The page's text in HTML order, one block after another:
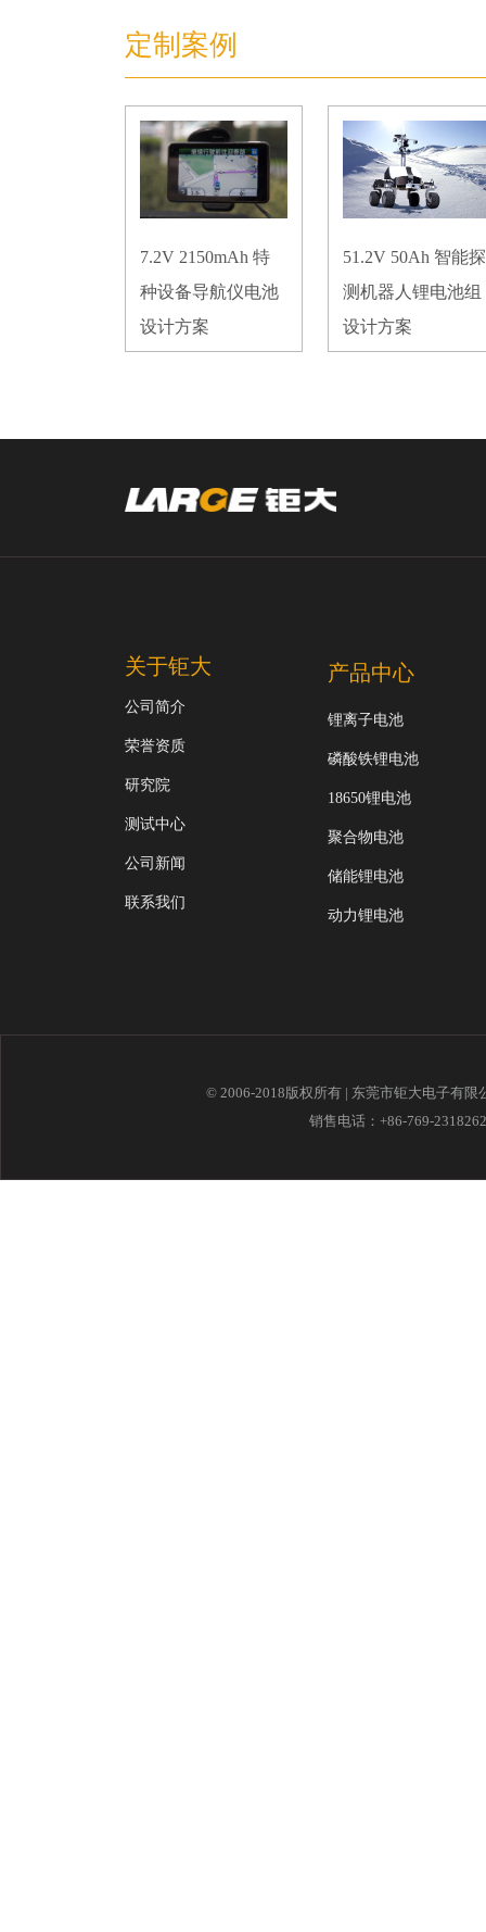
定制案例
7.2V 2150mAh 特
种设备导航仪电池
设计方案
51.2V 50Ah 智能探
测机器人锂电池组
设计方案
关于钜大
公司简介
荣誉资质
研究院
测试中心
公司新闻
联系我们
产品中心
锂离子电池
磷酸铁锂电池
18650锂电池
聚合物电池
储能锂电池
动力锂电池
© 2006-2018版权所有 | 东莞市钜大电子有
销售电话：+86-769-